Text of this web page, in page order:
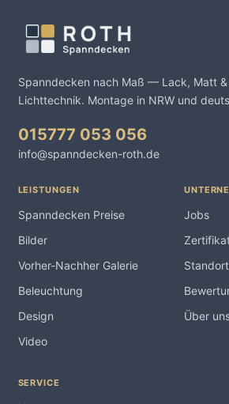
Spanndecken nach Maß — Lack, Matt
Lichttechnik. Montage in NRW und
015777 053 056
info@spanndecken-roth.de
LEISTUNGEN
Spanndecken Preise
Bilder
Vorher-Nachher Galerie
Beleuchtung
Design
Video
Jobs
Über
SERVICE